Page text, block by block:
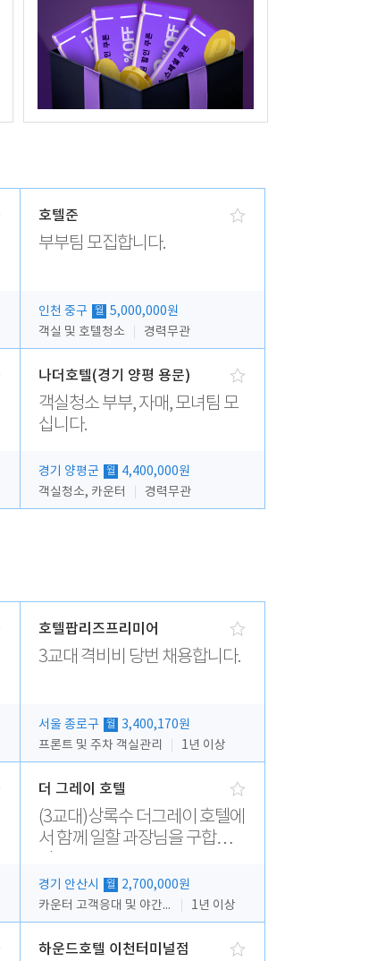
호텔준
부부팀 모집합니다.
인천 중구 월
5,000,000원
객실 및 호텔청소
경력무관
나더호텔(경기 양평 용문)
객실청소 부부, 자매, 모녀팀 모
십니다.
경기 양평군 월
4,400,000원
객실청소, 카운터
경력무관
호텔팝리즈프리미어
3교대 격비비 당번 채용합니다.
서울 종로구 월
3,400,170원
프론트 및 주차 객실관리
1년 이상
더 그레이 호텔
(3교대)상록수 더그레이 호텔에
서 함께 일할 과장님을 구합니
경기 안산시 월
2,700,000원
카운터 고객응대 및 야간더블청소
1년 이상
하운드호텔 이천터미널점